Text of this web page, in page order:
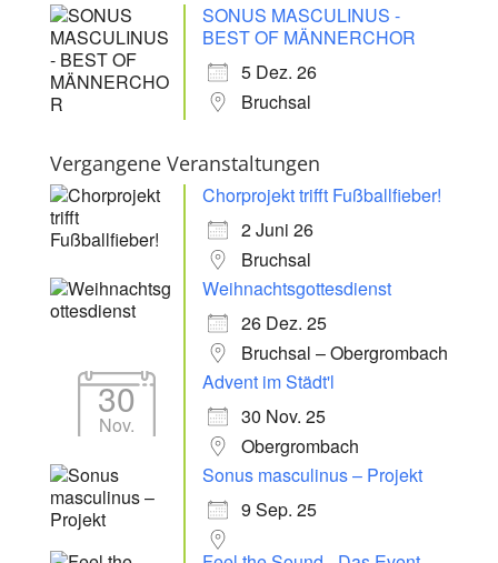
SONUS MASCULINUS -
BEST OF MÄNNERCHOR
5 Dez. 26
Bruchsal
Vergangene Veranstaltungen
Chorprojekt trifft Fußballfieber!
2 Juni 26
Bruchsal
Weihnachtsgottesdienst
26 Dez. 25
Bruchsal – Obergrombach
30
Nov.
Advent im Städt'l
30 Nov. 25
Obergrombach
Sonus masculinus – Projekt
9 Sep. 25